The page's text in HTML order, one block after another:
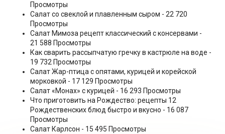
Просмотры
Салат со свеклой и плавленным сыром - 22 720
Просмотры
Салат Мимоза рецепт классический с консервами -
21 588 Просмотры
Как сварить рассыпчатую гречку в кастрюле на воде -
19 732 Просмотры
Салат Жар-птица с опятами, курицей и корейской
морковкой - 17 129 Просмотры
Салат «Монах» с курицей - 16 293 Просмотры
Что приготовить на Рождество: рецепты 12
Рождественских блюд быстро и вкусно - 16 087
Просмотры
Салат Карлсон - 15 495 Просмотры